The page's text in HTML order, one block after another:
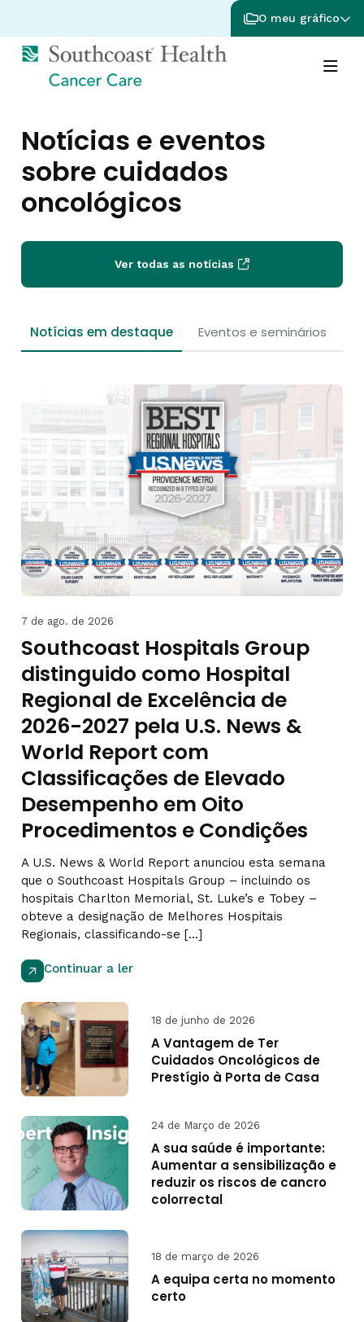
O meu gráfico
Notícias e eventos
sobre cuidados
oncológicos
Ver todas as notícias
Notícias em destaque Eventos e seminários
7 de ago. de 2026
Southcoast Hospitals Group
distinguido como Hospital
Regional de Excelência de
2026-2027 pela U.S. News &
World Report com
Classificações de Elevado
Desempenho em Oito
Procedimentos e Condições
A U.S. News & World Report anunciou esta semana
que o Southcoast Hospitals Group – incluindo os
hospitais Charlton Memorial, St. Luke’s e Tobey –
obteve a designação de Melhores Hospitais
Regionais, classificando-se [...]
Continuar a ler
18 de junho de 2026
A Vantagem de Ter
Cuidados Oncológicos de
Prestígio à Porta de Casa
24 de Março de 2026
A sua saúde é importante:
Aumentar a sensibilização e
reduzir os riscos de cancro
colorrectal
18 de março de 2026
A equipa certa no momento
certo